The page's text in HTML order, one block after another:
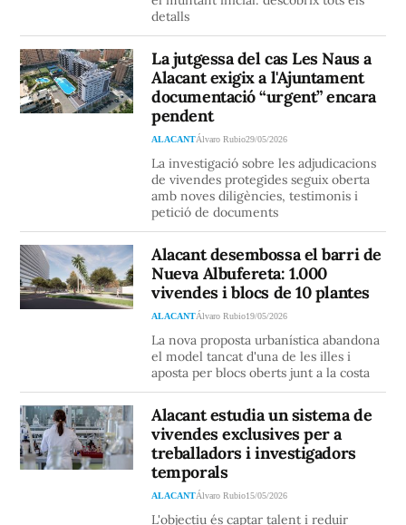
detalls
La jutgessa del cas Les Naus a
Alacant exigix a l'Ajuntament
documentació “urgent” encara
pendent
ALACANTÁlvaro Rubio29/05/2026
La investigació sobre les adjudicacions
de vivendes protegides seguix oberta
amb noves diligències, testimonis i
petició de documents
Alacant desembossa el barri de
Nueva Albufereta: 1.000
vivendes i blocs de 10 plantes
ALACANTÁlvaro Rubio19/05/2026
La nova proposta urbanística abandona
el model tancat d'una de les illes i
aposta per blocs oberts junt a la costa
Alacant estudia un sistema de
vivendes exclusives per a
treballadors i investigadors
temporals
ALACANTÁlvaro Rubio15/05/2026
L'objectiu és captar talent i reduir